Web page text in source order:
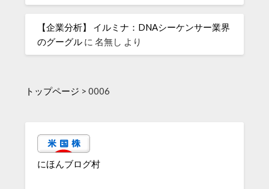
【企業分析】 イルミナ：DNAシーケンサー業界
のグーグル に名無し より
トップページ >0006
にほんブログ村